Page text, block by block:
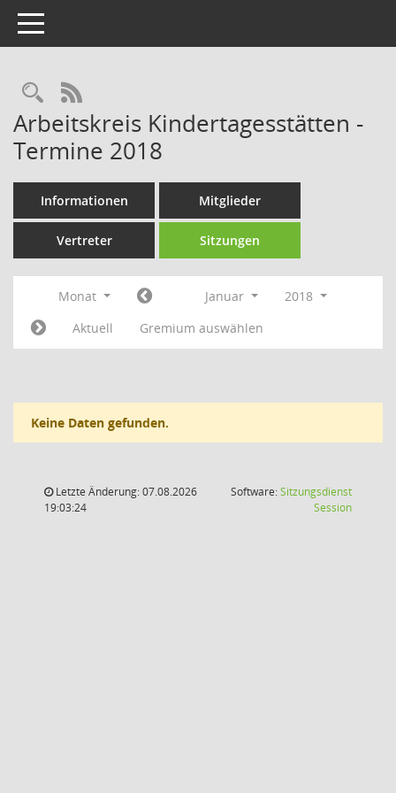
Toggle navigation
Rechercheauswahl
RSS-Feed
Arbeitskreis Kindertagesstätten -
Termine 2018
Informationen Mitglieder
Vertreter Sitzungen
Monat Januar
2018
Aktuell
Gremium auswählen
Keine Daten gefunden.
Letzte Änderung: 07.08.2026
19:03:24
Software:Sitzungsdienst
Session(Wird in